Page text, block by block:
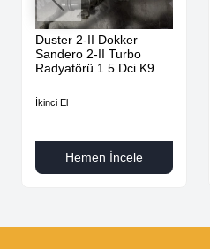
Duster 2-II Dokker
Sandero 2-II Turbo
Radyatörü 1.5 Dci K9K
144967867R-
İkinci El
Hemen İncele